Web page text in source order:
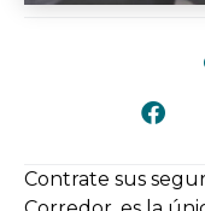
Contrate sus